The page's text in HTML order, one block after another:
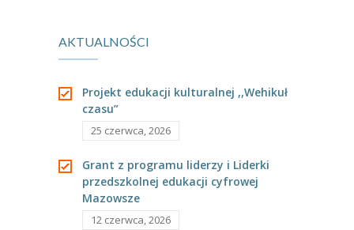
AKTUALNOŚCI
Projekt edukacji kulturalnej ,,Wehikuł
czasu”
25 czerwca, 2026
Grant z programu liderzy i Liderki
przedszkolnej edukacji cyfrowej
Mazowsze
12 czerwca, 2026